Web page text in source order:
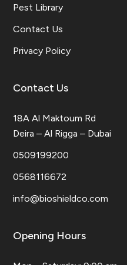
Pest Library
Contact Us
Privacy Policy
Contact Us
18A Al Maktoum Rd
Deira – Al Rigga – Dubai
0509199200
0568116672
info@bioshieldco.com
Opening Hours